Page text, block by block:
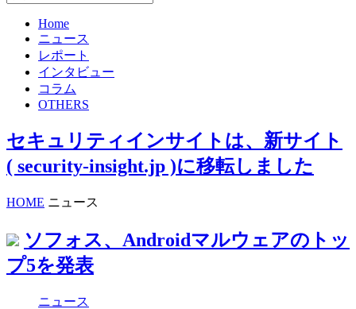
Home
ニュース
レポート
インタビュー
コラム
OTHERS
セキュリティインサイトは、新サイト
( security-insight.jp )に移転しました
HOME ニュース
ソフォス、Androidマルウェアのトッ
プ5を発表
ニュース